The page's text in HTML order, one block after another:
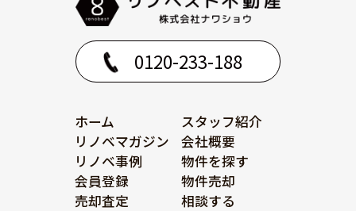
0120-233-188
ホーム
スタッフ紹介
リノベマガジン
会社概要
リノベ事例
物件を探す
会員登録
物件売却
売却査定
相談する